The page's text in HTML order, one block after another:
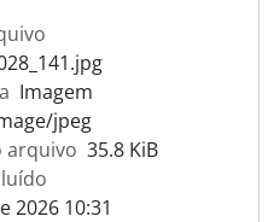
Imagem
jpeg
arquivo 35.8 KiB
2026 10:31